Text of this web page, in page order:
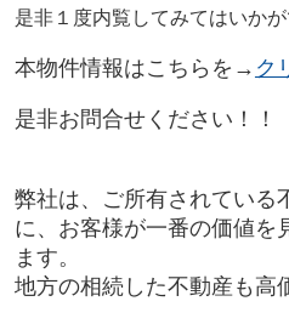
是非１度内覧してみてはいか
本物件情報はこちらを→ ク
是非お問合せください！！
弊社は、ご所有されている
に、お客様が一番の価値を
ます。
地方の相続した不動産も高